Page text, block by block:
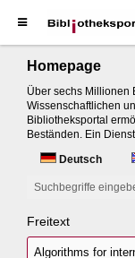
Homepage
Über sechs Millionen
Wissenschaftlichen
Bibliotheksportal
Beständen. Ein
Deutsch
Suchbegriffe
Freitext